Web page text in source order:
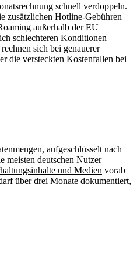
schnell verdoppeln.
zusätzlichen Hotline-Gebühren
außerhalb der EU
schlechteren Konditionen
sich bei genauerer
die versteckten Kostenfallen bei
aufgeschlüsselt nach
meisten deutschen Nutzer
und Medien vorab
über drei Monate dokumentiert,